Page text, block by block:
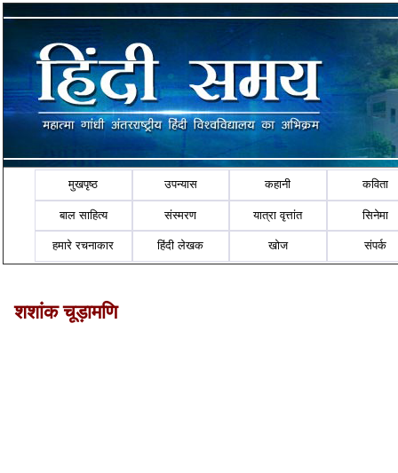
मुखपृष्ठ उपन्यास कहानी कविता
बाल साहित्य संस्मरण यात्रा वृत्तांत सिनेमा
हमारे रचनाकार हिंदी लेखक खोज संपर्क
शशांक चूड़ामणि